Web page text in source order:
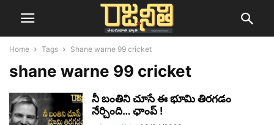
Home Tags Shane warne 99 cricket
shane warne 99 cricket
నీ బంతిని చూసే ఈ భూమి తిరగడం
నేర్చింది… ఛాంప్ !